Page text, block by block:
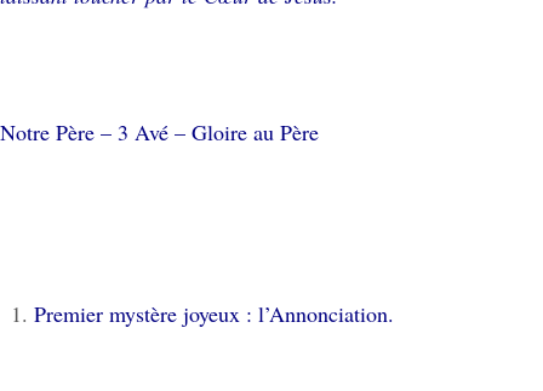
Notre Père – 3 Avé – Gloire au Père
Premier mystère joyeux : l’Annonciation.